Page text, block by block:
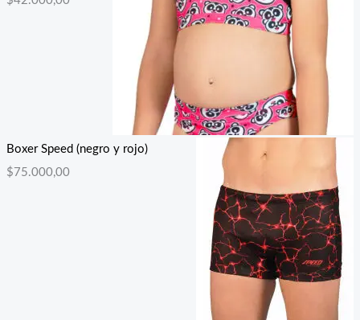
Boxer Speed (negro y rojo)
$ 75.000,00